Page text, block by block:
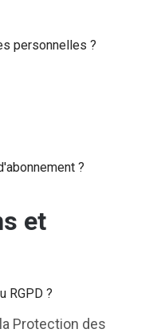
personnelles ?
?
et
RGPD ?
Protection des